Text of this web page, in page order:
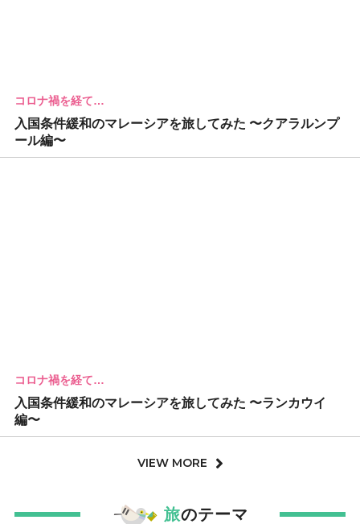
コロナ禍を経て…
入国条件緩和のマレーシアを旅してみた 〜クアラルンプ
ール編〜
コロナ禍を経て…
入国条件緩和のマレーシアを旅してみた 〜ランカウイ
編〜
VIEW MORE
旅のテーマ